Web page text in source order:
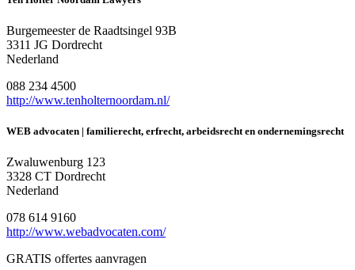
Burgemeester de Raadtsingel 93B
3311 JG Dordrecht
Nederland
088 234 4500
http://www.tenholternoordam.nl/
WEB advocaten | familierecht, erfrecht, arbeidsrecht en ondernemingsrecht
Zwaluwenburg 123
3328 CT Dordrecht
Nederland
078 614 9160
http://www.webadvocaten.com/
GRATIS offertes aanvragen